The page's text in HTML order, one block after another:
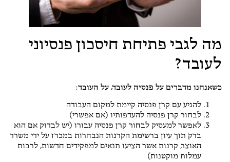
מה לגבי פתיחת חיסכון פנסיוני
לעובד?
כשאנחנו מדברים על פנסיה לעובד, על העובד:
להגיע עם קרן פנסיה קיימת למקום העבודה
לבחור קרן פנסיה להעדפותיו (אם אפשרי)
לאפשר למעסיק לבחור קרן פנסיה עבורו (יש לבדוק אם הוא
בדק תוך עיון ברשימת הקרנות הנבחרות במכרז על ידי משרד
האוצר, קרנות אשר הציעו תנאים למפקידים חדשות, לרבות
עמלות מוקטנות)